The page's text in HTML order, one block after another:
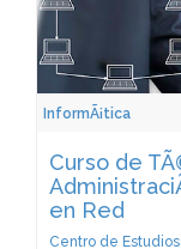
InformÃ¡tica
Curso de
en Red
Centro de Estudios